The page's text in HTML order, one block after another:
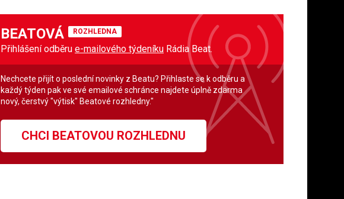
BEATOVÁ ROZHLEDNA
Přihlášení odběru e-mailového týdeníku Rádia Beat.
Nechcete přijít o poslední novinky z Beatu? Přihlaste se k odběru a
každý týden pak ve své emailové schránce najdete úplně zdarma
nový, čerstvý "výtisk" Beatové rozhledny."
CHCI BEATOVOU ROZHLEDNU